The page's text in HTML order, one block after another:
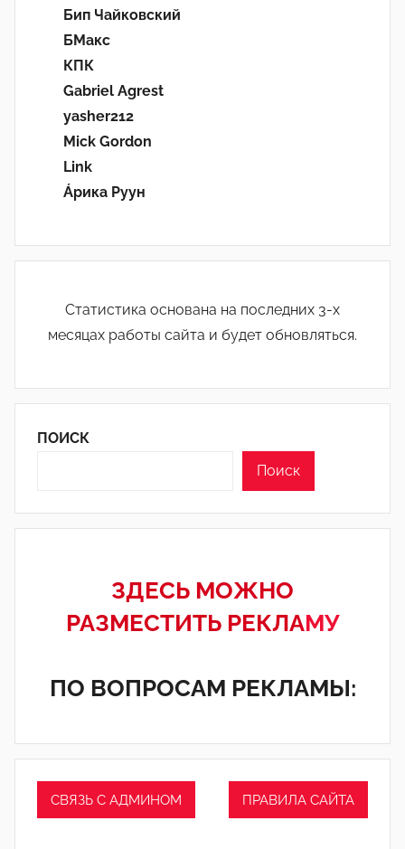
Бип Чайковский
БМакс
КПК
Gabriel Agrest
yasher212
Mick Gordon
Link
Áрика Руун
Статистика основана на последних 3-х
месяцах работы сайта и будет обновляться.
ПОИСК
Поиск
ЗДЕСЬ МОЖНО
РАЗМЕСТИТЬ РЕКЛАМУ
ПО ВОПРОСАМ РЕКЛАМЫ:
СВЯЗЬ С АДМИНОМ ПРАВИЛА САЙТА